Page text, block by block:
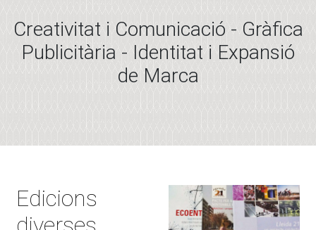
Creativitat i Comunicació - Gràfica
Publicitària - Identitat i Expansió
de Marca
Edicions